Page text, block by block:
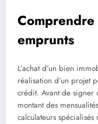
emprunts
L’achat d’un bien
réalisation d’un projet
crédit. Avant de signer
montant des
calculateurs